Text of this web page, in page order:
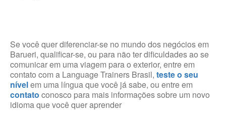
Se você quer diferenciar-se no mundo dos negócios em
Barueri, qualificar-se, ou para não ter dificuldades ao se
comunicar em uma viagem para o exterior, entre em
contato com a Language Trainers Brasil, teste o seu
nívelem uma língua que você já sabe, ou entre em
contato conosco para mais informações sobre um novo
idioma que você quer aprender